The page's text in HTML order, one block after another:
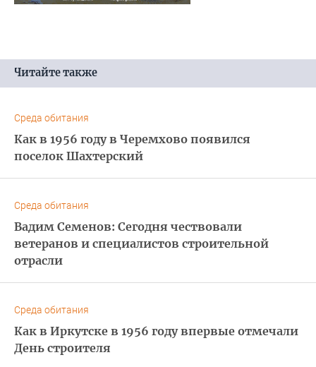
Читайте также
Среда обитания
Как в 1956 году в Черемхово появился
поселок Шахтерский
Среда обитания
Вадим Семенов: Сегодня чествовали
ветеранов и специалистов строительной
отрасли
Среда обитания
Как в Иркутске в 1956 году впервые отмечали
День строителя